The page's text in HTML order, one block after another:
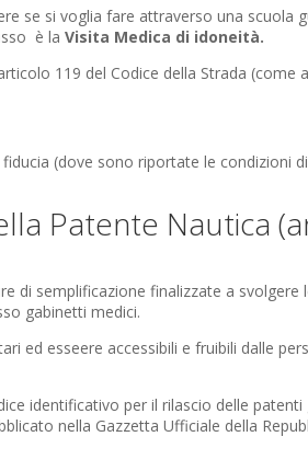
se si voglia fare attraverso una scuola
è la Visita Medica di idoneità.
119 del Codice della Strada (come
(dove sono riportate le condizioni
Patente Nautica
di semplificazione finalizzate a svolgere
gabinetti medici.
ed esseere accessibili e fruibili dalle
identificativo per il rilascio delle patenti
nella Gazzetta Ufficiale della